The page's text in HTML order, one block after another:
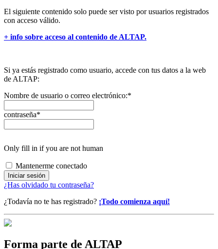
El siguiente contenido solo puede ser visto por usuarios registrados
con acceso válido.
+ info sobre acceso al contenido de ALTAP.
Si ya estás registrado como usuario, accede con tus datos a la web
de ALTAP:
Nombre de usuario o correo electrónico:*
contraseña*
Only fill in if you are not human
Mantenerme conectado
¿Has olvidado tu contraseña?
¿Todavía no te has registrado? ¡Todo comienza aquí!
Forma parte de ALTAP